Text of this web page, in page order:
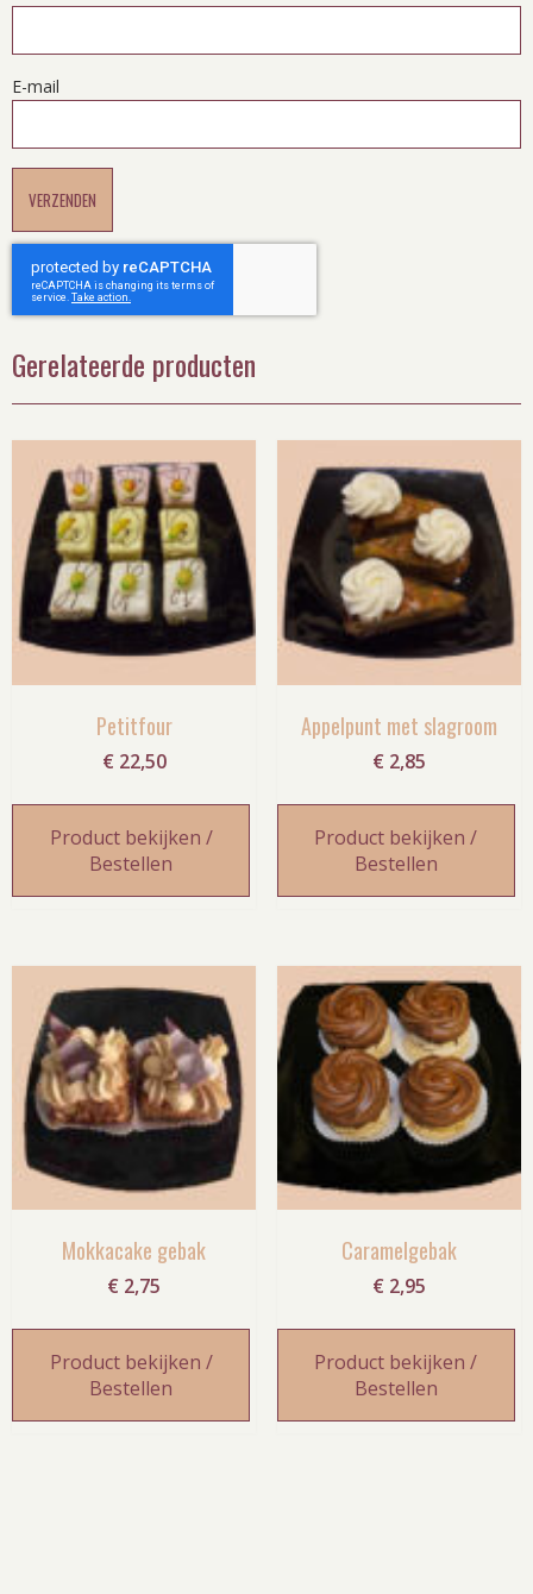
E-mail
Gerelateerde producten
Petitfour
€ 22,50
Product bekijken /
Bestellen
Appelpunt met slagroom
€ 2,85
Product bekijken /
Bestellen
Mokkacake gebak
€ 2,75
Product bekijken /
Bestellen
Caramelgebak
€ 2,95
Product bekijken /
Bestellen